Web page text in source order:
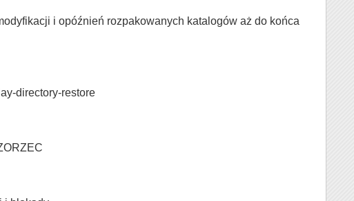
i opóźnień rozpakowanych katalogów aż do końca
directory-restore